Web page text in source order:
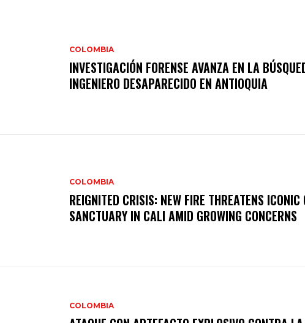
COLOMBIA
INVESTIGACIÓN FORENSE AVANZA EN LA
INGENIERO DESAPARECIDO EN ANTIOQUIA
COLOMBIA
REIGNITED CRISIS: NEW FIRE THREATENS ICONIC
SANCTUARY IN CALI AMID GROWING CONCERNS
COLOMBIA